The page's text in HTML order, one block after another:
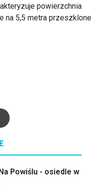
powierzchnia
na 5,5 metra przeszklone
Powiślu - osiedle w